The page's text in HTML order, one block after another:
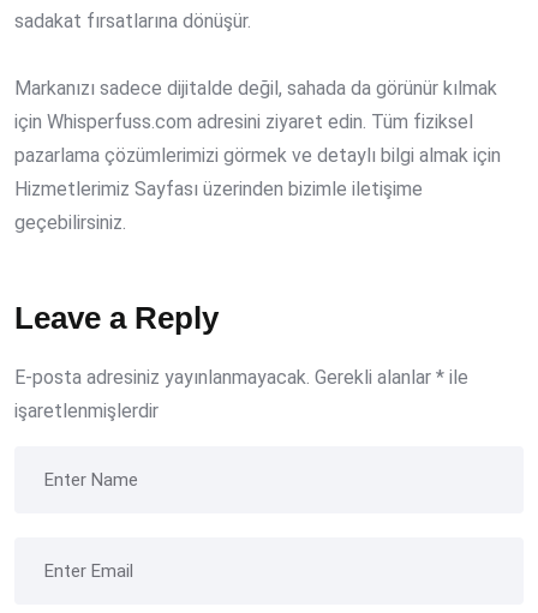
sadakat fırsatlarına dönüşür.
Markanızı sadece dijitalde değil, sahada da görünür kılmak
için Whisperfuss.com adresini ziyaret edin. Tüm fiziksel
pazarlama çözümlerimizi görmek ve detaylı bilgi almak için
Hizmetlerimiz Sayfası üzerinden bizimle iletişime
geçebilirsiniz.
Leave a Reply
E-posta adresiniz yayınlanmayacak. Gerekli alanlar * ile
işaretlenmişlerdir